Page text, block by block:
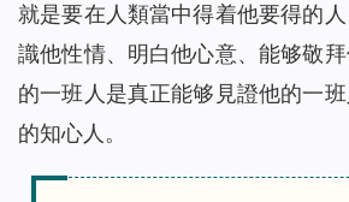
就是要在人類當中得着他要得的
識他性情、明白他心意、能够敬
的一班人是真正能够見證他的一
的知心人。